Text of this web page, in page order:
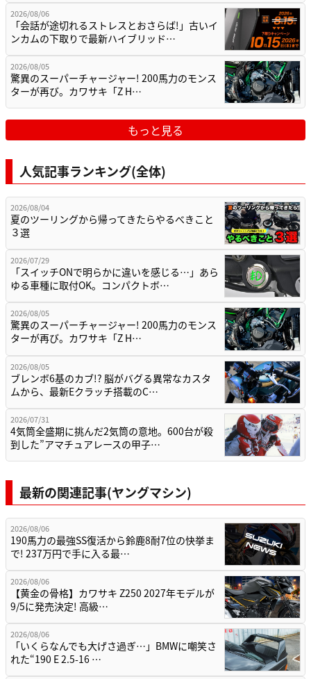
2026/08/06
「会話が途切れるストレスとおさらば!」古いイ
ンカムの下取りで最新ハイブリッド…
2026/08/05
驚異のスーパーチャージャー! 200馬力のモンス
ターが再び。カワサキ「Z H…
もっと見る
人気記事ランキング(全体)
2026/08/04
夏のツーリングから帰ってきたらやるべきこと
３選
2026/07/29
「スイッチONで明らかに違いを感じる…」あら
ゆる車種に取付OK。コンパクトボ…
2026/08/05
驚異のスーパーチャージャー! 200馬力のモンス
ターが再び。カワサキ「Z H…
2026/08/05
ブレンボ6基のカブ!? 脳がバグる異常なカスタ
ムから、最新Eクラッチ搭載のC…
2026/07/31
4気筒全盛期に挑んだ2気筒の意地。600台が殺
到した”アマチュアレースの甲子…
最新の関連記事(ヤングマシン)
2026/08/06
190馬力の最強SS復活から鈴鹿8耐7位の快挙ま
で! 237万円で手に入る最…
2026/08/06
【黄金の骨格】カワサキ Z250 2027年モデルが
9/5に発売決定! 高級…
2026/08/06
「いくらなんでも大げさ過ぎ…」BMWに嘲笑さ
れた“190 E 2.5-16 …